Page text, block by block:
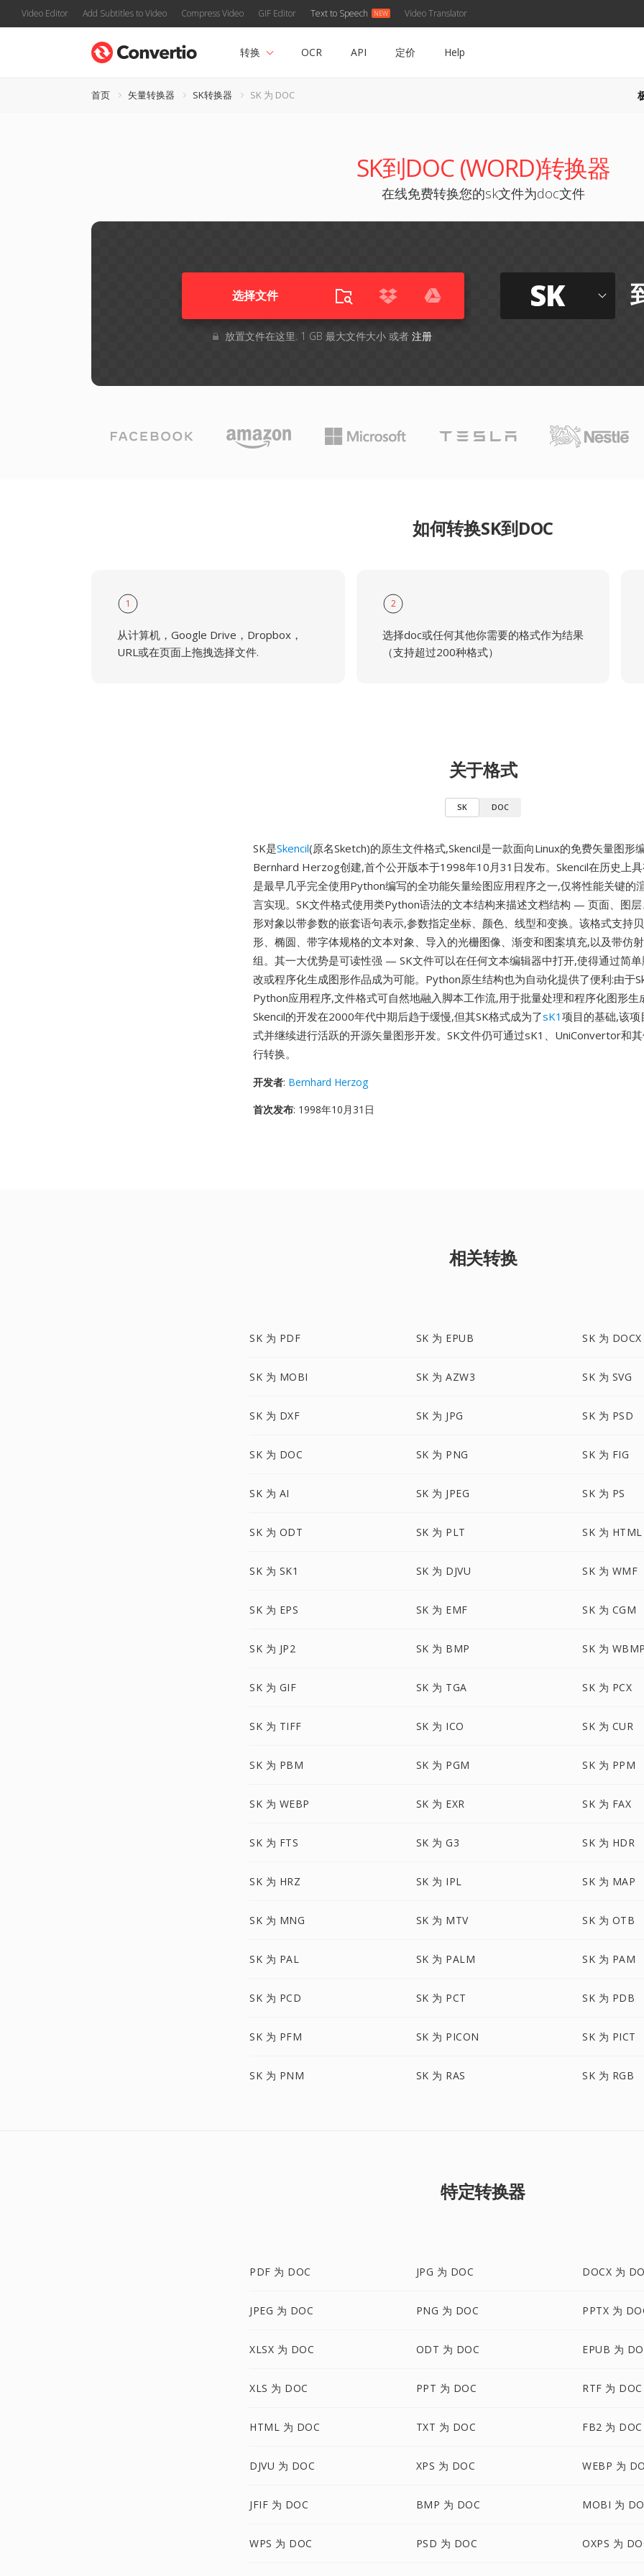
Video Editor Add Subtitles to Video Compress Video GIF Editor Text to Speech Video Translator
转换 OCR API 定价 Help
首页 矢量转换器 SK转换器 SK 为 DOC
SK到DOC (WORD)转换器
在线免费转换您的sk文件为doc文件
选择文件
放置文件在这里. 1 GB 最大文件大小 或者 注册
SK
如何转换SK到DOC
1
从计算机，Google Drive，Dropbox，
URL或在页面上拖拽选择文件.
2
选择doc或任何其他你需要的格式作为结果
（支持超过200种格式）
关于格式
SK DOC
SK是Skencil(原名Sketch)的原生文件格式,Skencil是一款面向Linux的免费矢量图形
Bernhard Herzog创建,首个公开版本于1998年10月31日发布。Skencil在历史上
是最早几乎完全使用Python编写的全功能矢量绘图应用程序之一,仅将性能关键的
言实现。SK文件格式使用类Python语法的文本结构来描述文档结构 — 页面、图
形对象以带参数的嵌套语句表示,参数指定坐标、颜色、线型和变换。该格式支持
形、椭圆、带字体规格的文本对象、导入的光栅图像、渐变和图案填充,以及带仿
组。其一大优势是可读性强 — SK文件可以在任何文本编辑器中打开,使得通过简
改或程序化生成图形作品成为可能。Python原生结构也为自动化提供了便利:由于
Python应用程序,文件格式可自然地融入脚本工作流,用于批量处理和程序化图形生
Skencil的开发在2000年代中期后趋于缓慢,但其SK格式成为了sK1 项目的基础,该
式并继续进行活跃的开源矢量图形开发。SK文件仍可通过sK1、UniConvertor和
行转换。
开发者: Bernhard Herzog
首次发布: 1998年10月31日
相关转换
SK 为 PDF SK 为 EPUB SK 为 DOCX
SK 为 MOBI SK 为 AZW3 SK 为 SVG
SK 为 DXF SK 为 JPG SK 为 PSD
SK 为 DOC SK 为 PNG SK 为 FIG
SK 为 AI SK 为 JPEG SK 为 PS
SK 为 ODT SK 为 PLT SK 为 HTML
SK 为 SK1 SK 为 DJVU SK 为 WMF
SK 为 EPS SK 为 EMF SK 为 CGM
SK 为 JP2 SK 为 BMP SK 为
SK 为 GIF SK 为 TGA SK 为 PCX
SK 为 TIFF SK 为 ICO SK 为 CUR
SK 为 PBM SK 为 PGM SK 为 PPM
SK 为 WEBP SK 为 EXR SK 为 FAX
SK 为 FTS SK 为 G3 SK 为 HDR
SK 为 HRZ SK 为 IPL SK 为 MAP
SK 为 MNG SK 为 MTV SK 为 OTB
SK 为 PAL SK 为 PALM SK 为 PAM
SK 为 PCD SK 为 PCT SK 为 PDB
SK 为 PFM SK 为 PICON SK 为 PICT
SK 为 PNM SK 为 RAS SK 为 RGB
特定转换器
PDF 为 DOC JPG 为 DOC DOCX 为
JPEG 为 DOC PNG 为 DOC PPTX 为
XLSX 为 DOC ODT 为 DOC EPUB 为
XLS 为 DOC PPT 为 DOC RTF 为 DOC
HTML 为 DOC TXT 为 DOC FB2 为 DOC
DJVU 为 DOC XPS 为 DOC WEBP 为
JFIF 为 DOC BMP 为 DOC MOBI 为
WPS 为 DOC PSD 为 DOC OXPS 为